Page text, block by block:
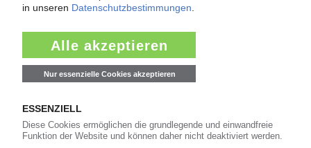
Andere Extrusionsanlagen
Extrusionsanlagen für Kautschuk
Andere Maschinen zum Herstellen von Schaumstoffen und
Schaumstoffteilen
Aufbereitungsanlagen
Compoundieranlagen
Randstreifenaufbereitungsanlagen